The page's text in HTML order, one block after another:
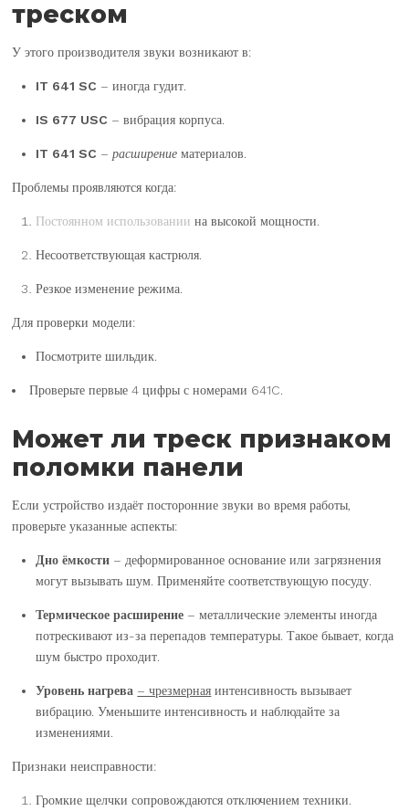
треском
У этого производителя звуки возникают в:
IT 641 SC – иногда гудит.
IS 677 USC – вибрация корпуса.
IT 641 SC – расширение материалов.
Проблемы проявляются когда:
Постоянном использовании на высокой мощности.
Несоответствующая кастрюля.
Резкое изменение режима.
Для проверки модели:
Посмотрите шильдик.
Проверьте первые 4 цифры с номерами 641C.
Может ли треск признаком
поломки панели
Если устройство издаёт посторонние звуки во время работы,
проверьте указанные аспекты:
Дно ёмкости – деформированное основание или загрязнения
могут вызывать шум. Применяйте соответствующую посуду.
Термическое расширение – металлические элементы иногда
потрескивают из-за перепадов температуры. Такое бывает, когда
шум быстро проходит.
Уровень нагрева – чрезмерная интенсивность вызывает
вибрацию. Уменьшите интенсивность и наблюдайте за
изменениями.
Признаки неисправности:
Громкие щелчки сопровождаются отключением техники.